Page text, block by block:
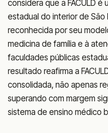
considera que a FACULD é
estadual do interior de São
reconhecida por seu
medicina de família e à
faculdades públicas
resultado reafirma a
consolidada, não apenas
superando com margem
sistema de ensino médico